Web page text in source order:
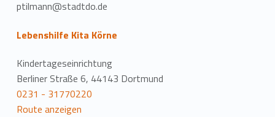
ptilmann@stadtdo.de
Lebenshilfe Kita Körne
Kindertageseinrichtung
Berliner Straße 6, 44143 Dortmund
0231 - 31770220
Route anzeigen